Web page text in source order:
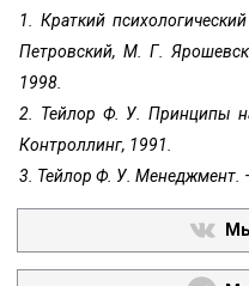
1. Краткий
Петровский, М. Г.
1998.
2. Тейлор Ф. У. Принципы
Контроллинг, 1991.
3. Тейлор Ф. У. Менеджмент.